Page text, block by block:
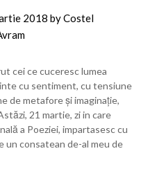
2018 byCostel
cei ce cuceresc lumea
cu sentiment, cu tensiune
de metafore şi imaginaţie,
21 martie, zi in care
a Poeziei, impartasesc cu
un consatean de-al meu de